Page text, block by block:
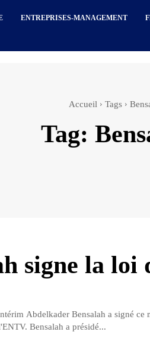
ENTREPRISES-MANAGEMENT
Accueil Tags
Tag:
signe la loi
Abdelkader Bensalah a signé ce
Bensalah a présidé...